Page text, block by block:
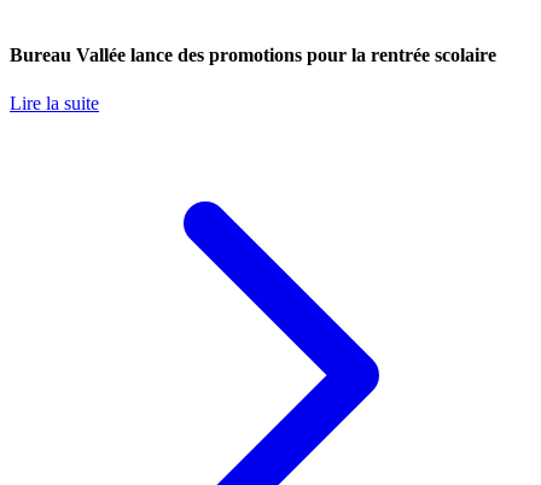
Bureau Vallée lance des promotions pour la rentrée scolaire
Lire la suite